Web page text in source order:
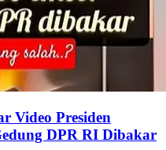
Video Presiden
DPR RI Dibakar